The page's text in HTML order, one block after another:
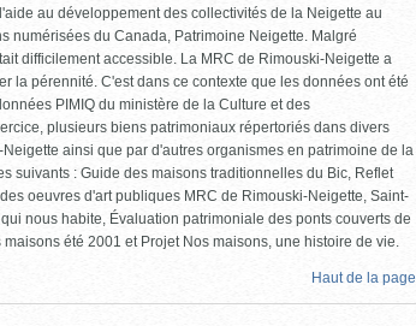
au développement des collectivités de la Neigette au
numérisées du Canada, Patrimoine Neigette. Malgré
difficilement accessible. La MRC de Rimouski-Neigette a
la pérennité. C'est dans ce contexte que les données ont été
PIMIQ du ministère de la Culture et des
plusieurs biens patrimoniaux répertoriés dans divers
ainsi que par d'autres organismes en patrimoine de la
suivants : Guide des maisons traditionnelles du Bic, Reflet
oeuvres d'art publiques MRC de Rimouski-Neigette, Saint-
nous habite, Évaluation patrimoniale des ponts couverts de
été 2001 et Projet Nos maisons, une histoire de vie.
Haut de la page